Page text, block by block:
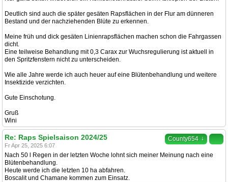
Deutlich sind auch die später gesäten Rapsflächen in der Flur am dünneren
Bestand und der nachziehenden Blüte zu erkennen.
Meine früh und dick gesäten Linienrapsflächen machen schon die Fahrgassen
dicht.
Eine teilweise Behandlung mit 0,3 Carax zur Wuchsregulierung ist aktuell in
den Spritzfenstern nicht zu unterscheiden.
Wie alle Jahre werde ich auch heuer auf eine Blütenbehandlung und weitere
Insektizide verzichten.
Gute Einschotung.
Gruß
Wini
County654 ↓
Re: Raps Spielsaison 2024/25
Fr Apr 25, 2025 6:07
Nach 50 l Regen in der letzten Woche lohnt sich meiner Meinung nach eine
Blütenbehandlung.
Heute werde ich die letzten 10 ha abfahren.
Boscalit und Chamane kommen zum Einsatz.